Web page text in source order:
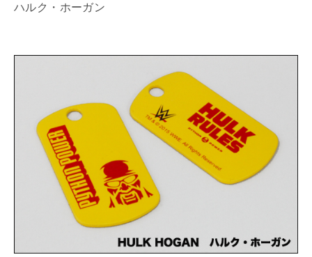
ハルク・ホーガン